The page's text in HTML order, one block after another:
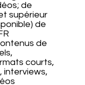
de
supérieur
de
de
courts,
interviews,